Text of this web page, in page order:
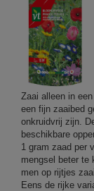
Zaai alleen in
een fijn zaaibed
onkruidvrij zijn.
beschikbare
1 gram zaad per
mengsel beter te
men op rijtjes
Eens de rijke